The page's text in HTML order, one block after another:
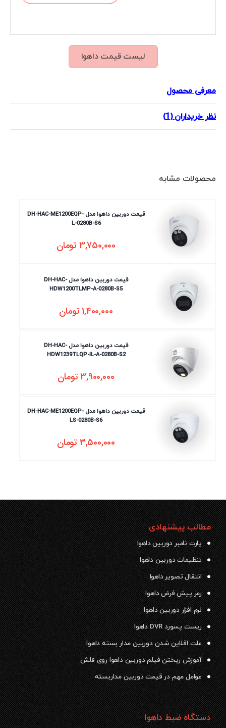
لیست قیمت داهوا
معرفی محصول
نظر خریداران (1)
محصولات مشابه
قیمت دوربین داهوا مدل DH-HAC-ME1200EQP-
L-0280B-S6
3,750,000تومان
قیمت دوربین داهوا مدل DH-HAC-
HDW1200TLMP-A-0280B-S5
1,400,000تومان
قیمت دوربین داهوا مدل DH-HAC-
HDW1239TLQP-IL-A-0280B-S2
3,900,000تومان
قیمت دوربین داهوا مدل DH-HAC-ME1200EQP-
LS-0280B-S6
3,500,000تومان
مطالب پیشنهادی
پارت نامبر دوربین داهوا
تنظیمات دوربین داهوا
انتقال تصویر داهوا
رمز پیش فرض داهوا
نرم افزار دوربین داهوا
ریست پسورد DVR داهوا
علت افلاین شدن دوربین مدار بسته داهوا
آموزش ریختن فیلم دوربین داهوا روی فلش
عوامل مهم در قیمت دوربین مداربسته
دستگاه ضبط داهوا